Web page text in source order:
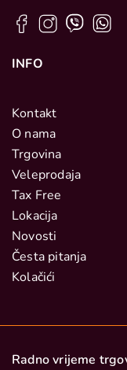
INFO
Kontakt
O nama
Trgovina
Veleprodaja
Tax Free
Lokacija
Novosti
Česta pitanja
Kolačići
Radno vrijeme